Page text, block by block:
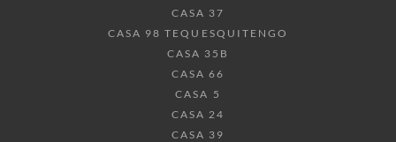
CASA 37
CASA 98 TEQUESQUITENGO
CASA 35B
CASA 66
CASA 5
CASA 24
CASA 39